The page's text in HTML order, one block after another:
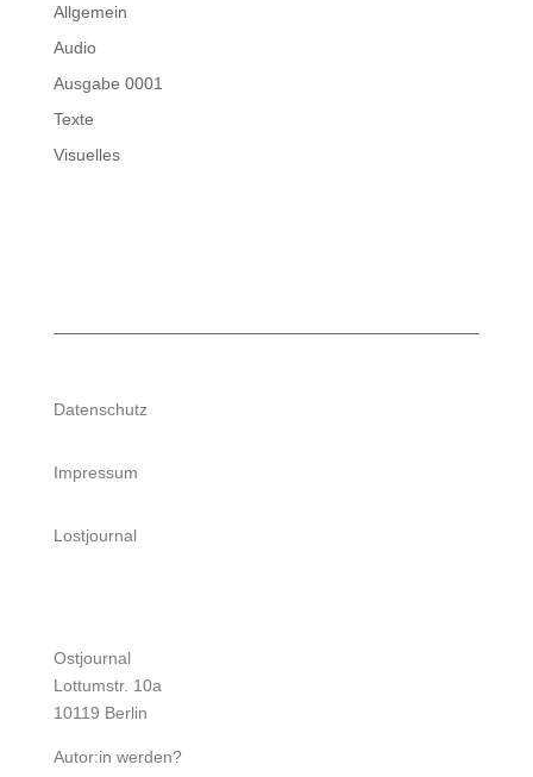
Allgemein
Audio
Ausgabe 0001
Texte
Visuelles
Datenschutz
Impressum
Lostjournal
Ostjournal
Lottumstr. 10a
10119 Berlin
Autor:in werden?